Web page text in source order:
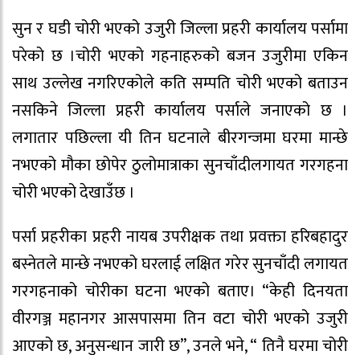
सुन र घडी चोरी भएको उजुरी जिल्ला प्रहरी कार्यालय पर्सामा
परेको छ ।चोरी भएको गहनाहरुको बजन उजुरीमा एकिन
साथ उल्लेख नगरिएकोले कति सम्पति चोरी भएको बताउन
नसकिने जिल्ला प्रहरी कार्यालय पर्साले जनाएको छ ।
लगातार पछिल्ला यी तिन घटनाले बीरगन्जमा घरमा मान्छे
नभएको मौका छोपेर ठुलोमात्राका सुनचाँदीलगायत गरगहना
चोरी भएको देखाउँछ ।
पर्सा प्रहरीका प्रहरी नायब उपरीक्षक तथा प्रवक्ता हरिबहादुर
बस्नेतले मान्छे नभएको घरलाई लक्षित गरेर सुनचाँदी लगायत
गरगहनाको चोरीका घटना भएको बताए। “केही दिनयता
वीरगञ्ज महानगर आसपासमा तिन वटा चोरी भएको उजुरी
आएको छ, अनुसन्धान जारी छ”, उनले भने, “ तिनै घरमा चोरी